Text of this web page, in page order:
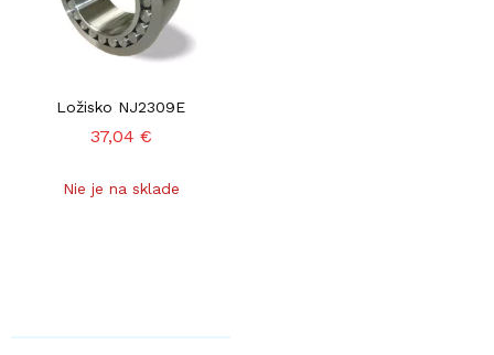
Ložisko NJ2309E
37,04 €
Nie je na sklade